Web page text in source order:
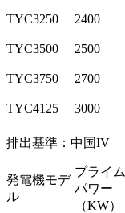
TYC3250
2400
TYC3500
2500
TYC3750
2700
TYC4125
3000
排出基準：中国IV
発電機モデ
ル
プライム
パワー
（KW）